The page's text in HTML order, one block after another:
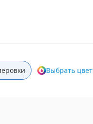
Выбрать цвет